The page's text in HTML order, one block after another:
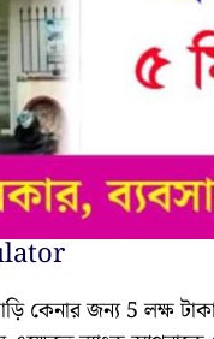
কেনার জন্য 5 লক্ষ